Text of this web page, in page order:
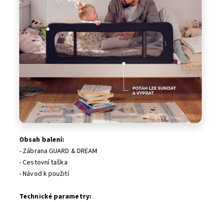
Obsah balení:
- Zábrana GUARD & DREAM
- Cestovní taška
- Návod k použití
Technické parametry: